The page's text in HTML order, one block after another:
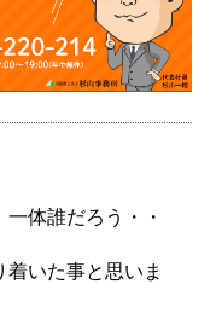
体誰だろう・・
いた事と思いま